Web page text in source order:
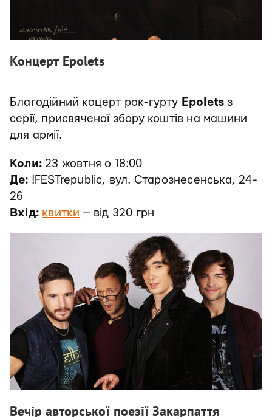
Концерт Epolets
Благодійний коцерт рок-гурту Epolets з
серії, присвяченої збору коштів на машини
для армії.
Коли: 23 жовтня о 18:00
Де: !FESTrepublic, вул. Старознесенська, 24-
26
Вхід: квитки — від 320 грн
Вечір авторської поезії Закарпаття